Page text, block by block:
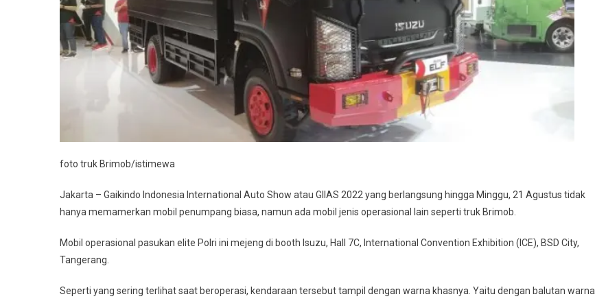
foto truk Brimob/istimewa
Jakarta – Gaikindo Indonesia International Auto Show atau GIIAS 2022 yang berlangsung hingga Minggu, 21 Agustus tidak
hanya memamerkan mobil penumpang biasa, namun ada mobil jenis operasional lain seperti truk Brimob.
Mobil operasional pasukan elite Polri ini mejeng di booth Isuzu, Hall 7C, International Convention Exhibition (ICE), BSD City,
Tangerang.
Seperti yang sering terlihat saat beroperasi, kendaraan tersebut tampil dengan warna khasnya. Yaitu dengan balutan warna